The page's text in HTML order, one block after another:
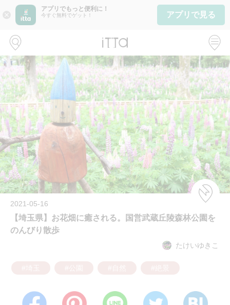
close
アプリでもっと便利に！
今すぐ無料でゲット！ アプリで見る
2021-05-16
【埼玉県】お花畑に癒される。国営武蔵丘陵森林公園を
のんびり散歩
たけいゆきこ